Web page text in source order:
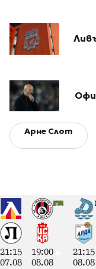
Арне Слот
21:15
07.08
19:00
08.08
21:15
08.08